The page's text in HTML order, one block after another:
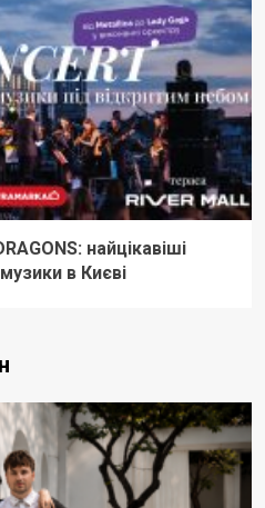
найцікавіші
в Києві